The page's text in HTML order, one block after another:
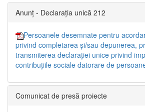
Anunț - Declarația unică 212
Persoanele desemnate pentru
privind completarea și/sau depunerea,
transmiterea declarației unice privind
contribuțiile sociale datorare de
Comunicat de presă proiecte